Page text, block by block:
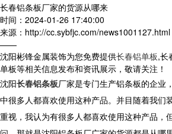
长春铝条板厂家的货源从哪来
时间：2024-01-26 17:40:00
来源：http://cc.sybfjc.com/news1001127.html
——
沈阳彬锋金属装饰为您免费提供长春铝单板,长
单板等相关信息发布和资讯展示，敬请关注！
沈阳长春铝条板厂家是专门生产铝条板的企业
中很多人都喜欢使用这种产品。并目随着我们
重视，我认为有很多人都喜欢使用这种产品，